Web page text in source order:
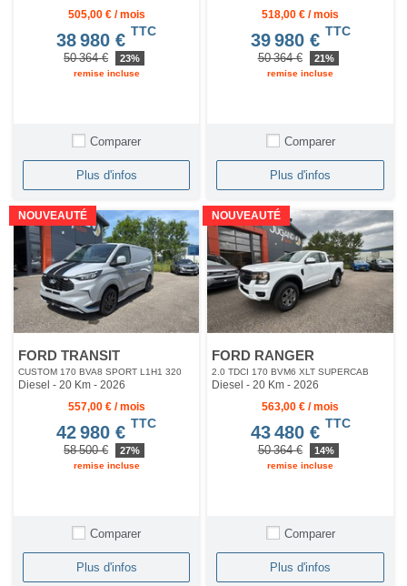
505,00 € / mois
38 980 € TTC
50 364 € 23%
remise incluse
Comparer
Plus d'infos
518,00 € / mois
39 980 € TTC
50 364 € 21%
remise incluse
Comparer
Plus d'infos
NOUVEAUTÉ
FORD TRANSIT
CUSTOM 170 BVA8 SPORT L1H1 320
Diesel - 20 Km - 2026
557,00 € / mois
42 980 € TTC
58 500 € 27%
remise incluse
Comparer
Plus d'infos
NOUVEAUTÉ
FORD RANGER
2.0 TDCI 170 BVM6 XLT SUPERCAB
Diesel - 20 Km- 2026
563,00 € / mois
43 480 € TTC
50 364 € 14%
remise incluse
Comparer
Plus d'infos